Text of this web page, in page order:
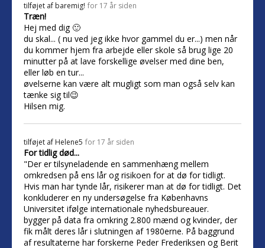
tilføjet af baremig! for 17 år siden
Træn!
Hej med dig 🙂
du skal... ( nu ved jeg ikke hvor gammel du er...) men når
du kommer hjem fra arbejde eller skole så brug lige 20
minutter på at lave forskellige øvelser med dine ben,
eller løb en tur...
øvelserne kan være alt mugligt som man også selv kan
tænke sig til😉
Hilsen mig.
tilføjet af Helene5 for 17 år siden
For tidlig død...
"Der er tilsyneladende en sammenhæng mellem
omkredsen på ens lår og risikoen for at dø for tidligt.
Hvis man har tynde lår, risikerer man at dø for tidligt. Det
konkluderer en ny undersøgelse fra Københavns
Universitet ifølge internationale nyhedsbureauer.
bygger på data fra omkring 2.800 mænd og kvinder, der
fik målt deres lår i slutningen af 1980erne. På baggrund
af resultaterne har forskerne Peder Frederiksen og Berit